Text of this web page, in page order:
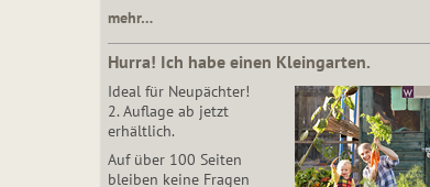
mehr…
Hurra! Ich habe einen Kleingarten.
Ideal für Neupächter!
2. Auflage ab jetzt
erhältlich.
Auf über 100 Seiten
bleiben keine Fragen